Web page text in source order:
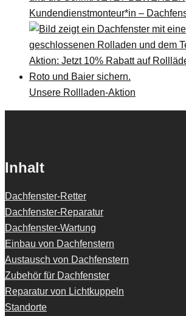
Kundendienstmonteur*in –
Unsere Rollladen-Aktion
Inhalt
Dachfenster-Retter
Dachfenster-Reparatur
Dachfenster-Wartung
Einbau von Dachfenstern
Austausch von Dachfenstern
Zubehör für Dachfenster
Reparatur von Lichtkuppeln
Standorte